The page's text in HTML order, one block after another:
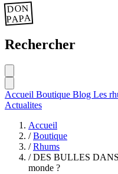
DON
PAPA
Rechercher
Accueil Boutique Blog Les
Actualites
Accueil
/ Boutique
/ Rhums
/ DES BULLES
monde ?